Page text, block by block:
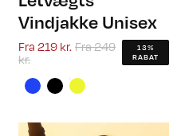
Vindjakke Unisex
Fra 219 kr. Fra249
kr.
13%
RABAT